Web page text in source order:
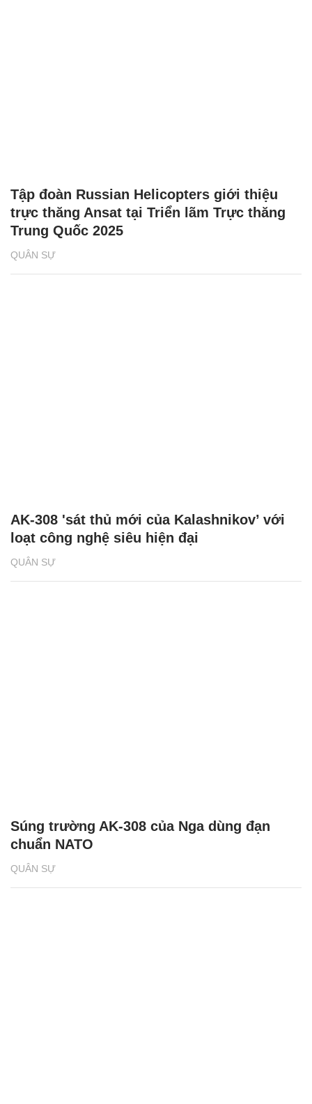
QUÂN SỰ
Tập đoàn Russian Helicopters giới thiệu
trực thăng Ansat tại Triển lãm Trực thăng
Trung Quốc 2025
QUÂN SỰ
AK-308 'sát thủ mới của Kalashnikov’ với
loạt công nghệ siêu hiện đại
QUÂN SỰ
Súng trường AK-308 của Nga dùng đạn
chuẩn NATO